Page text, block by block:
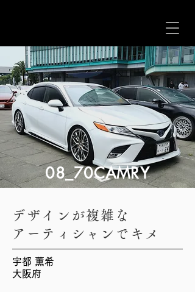
08_70CAMRY
デザインが複雑な
アーティシャンでキメ
宇都 薫希
大阪府